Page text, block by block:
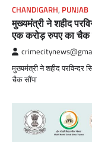
CHANDIGARH, PUNJAB
मुख्यमंत्री ने शहीद
एक करोड़ रुपए का चैक
मुख्यमंत्री ने शहीद परविन्दर
चैक सौंपा